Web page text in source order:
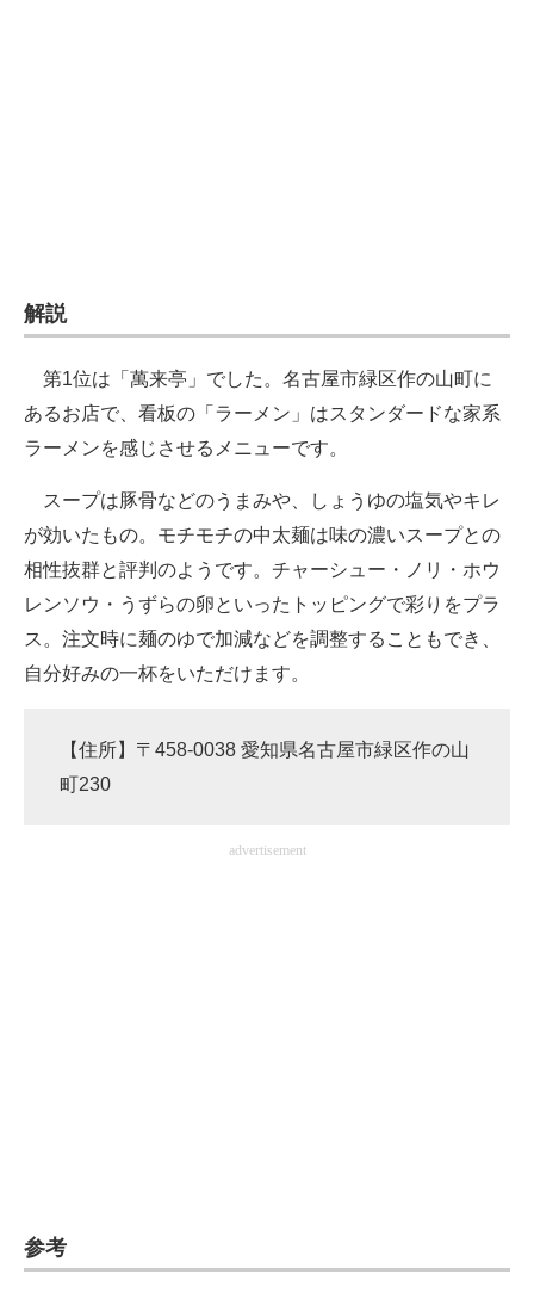
ITエンジニア向け専門サイト
企業向けIT製品の総合サイト
IT製品の技術・比較・事例
エレクトロニクス専門サイト
エネルギーの専門メディア
ちょっと気になるネットの話題
解説
第1位は「萬来亭」でした。名古屋市緑区作の山町に
あるお店で、看板の「ラーメン」はスタンダードな家系
ラーメンを感じさせるメニューです。
スープは豚骨などのうまみや、しょうゆの塩気やキレ
が効いたもの。モチモチの中太麺は味の濃いスープとの
相性抜群と評判のようです。チャーシュー・ノリ・ホウ
レンソウ・うずらの卵といったトッピングで彩りをプラ
ス。注文時に麺のゆで加減などを調整することもでき、
自分好みの一杯をいただけます。
【住所】〒458-0038 愛知県名古屋市緑区作の山
町230
advertisement
参考